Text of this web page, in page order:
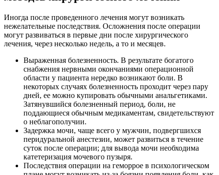
Иногда после проведенного лечения могут возникать
нежелательные последствия. Осложнения после операции
могут развиваться в первые дни после хирургического
лечения, через несколько недель, а то и месяцев.
Выраженная болезненность. В результате богатого
снабжения нервными окончаниями операционной
области у пациента нередко возникают боли. В
некоторых случаях болезненность проходит через пару
дней, ее можно купировать обычными анальгетиками.
Затянувшийся болезненный период, боли, не
поддающиеся обычным медикаментам, свидетельствуют
о неблагополучии.
Задержка мочи, чаще всего у мужчин, подвергшихся
перидуральной анестезии, может развиться в течение
суток после операции; для вывода мочи необходима
катетеризация мочевого пузыря.
Последствия операции на геморрое в психологическом